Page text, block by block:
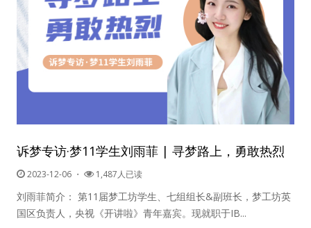
逐梦2014
辉煌2013
精彩2012
梦工坊圈
人脉圈
信息圈
诉梦专访·梦11学生刘雨菲 | 寻梦路上，勇敢热烈
2023-12-06 ・ 1,487人已读
刘雨菲简介： 第11届梦工坊学生、七组组长&副班长，梦工坊英
国区负责人，央视《开讲啦》青年嘉宾。现就职于IB...